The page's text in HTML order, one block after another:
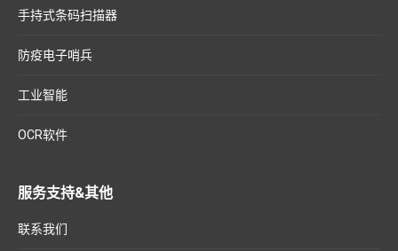
手持式条码扫描器
防疫电子哨兵
工业智能
OCR软件
服务支持&其他
联系我们